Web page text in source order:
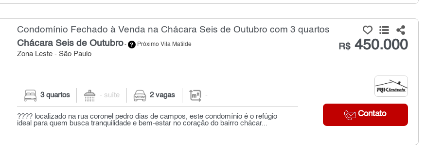
Condomínio Fechado à Venda na Chácara Seis de Outubro com 3 quartos
Chácara Seis de Outubro- Próximo Vila Matilde
Zona Leste - São Paulo
R$450.000
Contato
3 quartos - suíte 2 vagas -
???? localizado na rua coronel pedro dias de campos, este condomínio é o refúgio
ideal para quem busca tranquilidade e bem-estar no coração do bairro chácar...